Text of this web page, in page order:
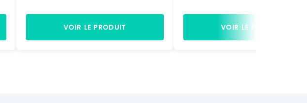
T - 1 coté biseautépolycarbonate
injecté 3 mm - transparent A clipser
sur rail Fabriqué en EU SPIVIT120/385
VOIR LE PRODUIT
Fabriqué en EU RAILMAG Référence :
RS 010001005 0000 Marque : SPI
VOIR LE PRODUIT